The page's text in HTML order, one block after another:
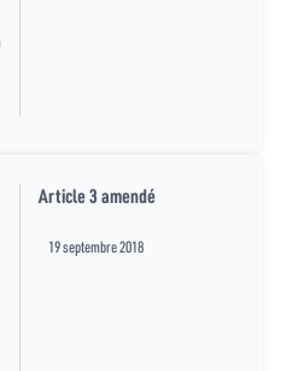
Article 3 amendé
19 septembre 2018